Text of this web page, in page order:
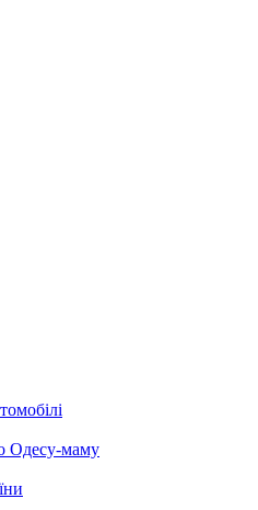
Одесу-маму